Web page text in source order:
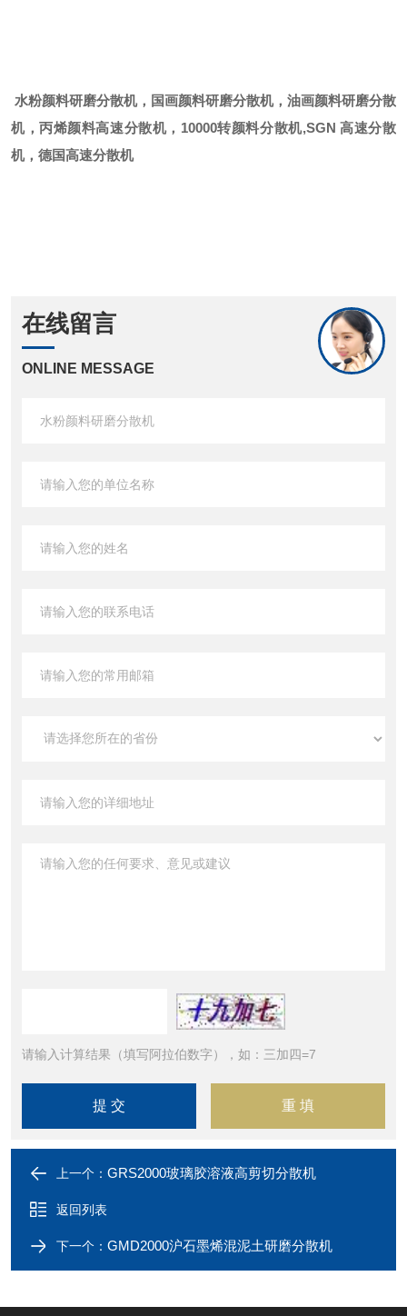
水粉颜料研磨分散机，国画颜料研磨分散机，油画颜料研磨分散
机，丙烯颜料高速分散机， 10000转颜料分散机,SGN高速分散
机，德国高速分散机
在线留言
ONLINE MESSAGE
请输入计算结果（填写阿拉伯数字），如：三加四=7
上一个： GRS2000玻璃胶溶液高剪切分散机
返回列表
下一个： GMD2000沪石墨烯混泥土研磨分散机